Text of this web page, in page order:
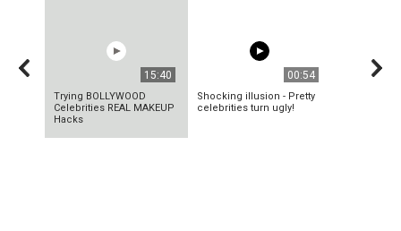
15:40
Trying BOLLYWOOD
Celebrities REAL MAKEUP
Hacks
00:54
Shocking illusion - Pretty
celebrities turn ugly!